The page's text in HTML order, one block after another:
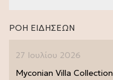
ΡΟΗ ΕΙΔΗΣΕΩΝ
27 Ιουλίου 2026
Myconian Villa